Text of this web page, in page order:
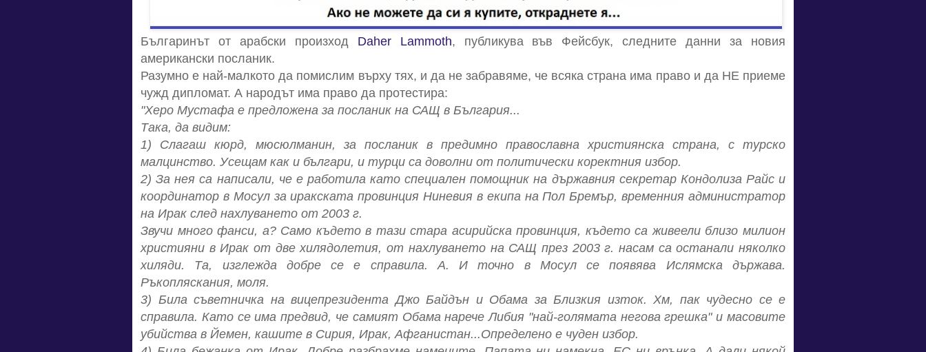
Българинът от арабски произход Daher Lammoth, публикува във Фейсбук, следните данни за новия
американски посланик.
Разумно е най-малкото да помислим върху тях, и да не забравяме, че всяка страна има право и да НЕ приеме
чужд дипломат. А народът има право да протестира:
"Херо Мустафа е предложена за посланик на САЩ в България...
Така, да видим:
1) Слагаш кюрд, мюсюлманин, за посланик в предимно православна християнска страна, с турско
малцинство. Усещам как и българи, и турци са доволни от политически коректния избор.
2) За нея са написали, че е работила като специален помощник на държавния секретар Кондолиза Райс и
координатор в Мосул за иракската провинция Ниневия в екипа на Пол Бремър, временния администратор
на Ирак след нахлуването от 2003 г.
Звучи много фанси, а? Само където в тази стара асирийска провинция, където са живеели близо милион
християни в Ирак от две хилядолетия, от нахлуването на САЩ през 2003 г. насам са останали няколко
хиляди. Та, изглежда добре се е справила. А. И точно в Мосул се появява Ислямска държава.
Ръкопляскания, моля.
3) Била съветничка на вицепрезидента Джо Байдън и Обама за Близкия изток. Хм, пак чудесно се е
справила. Като се има предвид, че самият Обама нарече Либия "най-голямата негова грешка" и масовите
убийства в Йемен, кашите в Сирия, Ирак, Афганистан...Определено е чуден избор.